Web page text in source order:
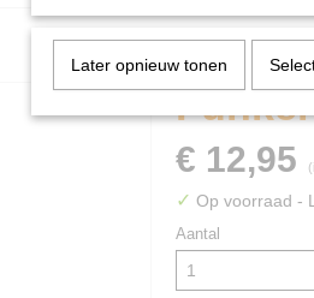
€ 12,95
✓ Op voorraad -
Aantal
Later opnieuw tonen